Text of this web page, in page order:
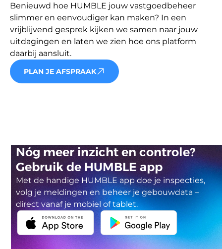
Benieuwd hoe HUMBLE jouw vastgoedbeheer
slimmer en eenvoudiger kan maken? In een
vrijblijvend gesprek kijken we samen naar jouw
uitdagingen en laten we zien hoe ons platform
daarbij aansluit.
PLAN JE AFSPRAAK
Nóg meer inzicht en controle?
Gebruik de HUMBLE app
Met de handige HUMBLE app doe je inspecties,
volg je meldingen en beheer je gebouwdata –
direct vanaf je mobiel of tablet.